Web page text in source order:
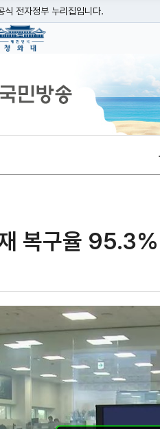
식 전자정부 누리집입니다.
기
른 도메인 주소를 사용하고 있다면 아래
복구율